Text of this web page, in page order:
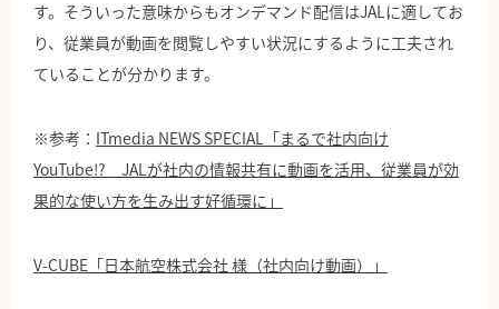
す。そういった意味からもオンデマンド配信はJALに適してお
り、従業員が動画を閲覧しやすい状況にするように工夫され
ていることが分かります。
※参考： ITmedia NEWS SPECIAL「まるで社内向け
YouTube!? JALが社内の情報共有に動画を活用、従業員が効
果的な使い方を生み出す好循環に」
V-CUBE「日本航空株式会社 様（社内向け動画）」